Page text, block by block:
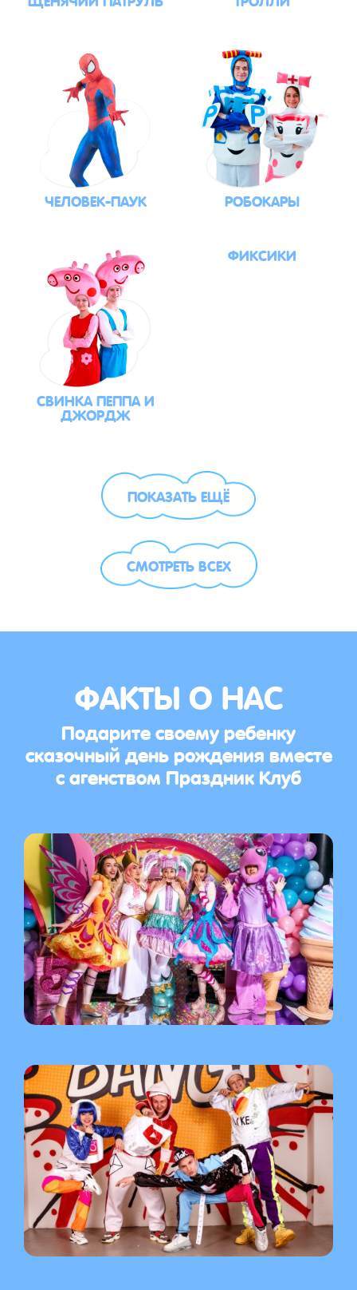
ЧЕЛОВЕК-ПАУК РОБОКАРЫ
СВИНКА ПЕППА И
ДЖОРДЖ
ФИКСИКИ
ПОКАЗАТЬ ЕЩЁ
СМОТРЕТЬ ВСЕХ
ФАКТЫ О НАС
Подарите своему ребенку
сказочный день рождения вместе
с агенством Праздник Клуб